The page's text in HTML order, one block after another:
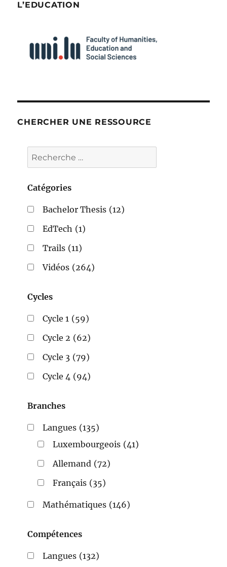
L’EDUCATION
CHERCHER UNE RESSOURCE
Catégories
Bachelor Thesis (12)
EdTech (1)
Trails (11)
Vidéos (264)
Cycles
Cycle 1 (59)
Cycle 2 (62)
Cycle 3 (79)
Cycle 4 (94)
Branches
Langues (135)
Luxembourgeois (41)
Allemand (72)
Français (35)
Mathématiques (146)
Compétences
Langues (132)